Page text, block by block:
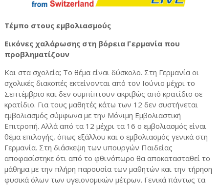
Τέμπο στους εμβολιασμούς
Εικόνες χαλάρωσης στη βόρεια Γερμανία που
προβληματίζουν
Και στα σχολεία; Το θέμα είναι δύσκολο. Στη Γερμανία οι
σχολικές διακοπές εκτείνονται από τον Ιούνιο μέχρι το
Σεπτέμβριο και δεν συμπίπτουν ακριβώς από κρατίδιο σε
κρατίδιο. Για τους μαθητές κάτω των 12 δεν συστήνεται
εμβολιασμός σύμφωνα με την Μόνιμη Εμβολιαστική
Επιτροπή. Αλλά από τα 12 μέχρι τα 16 ο εμβολιασμός είναι
θέμα επιλογής, όπως εξάλλου και ο εμβολιασμός γενικά στη
Γερμανία. Στη διάσκεψη των υπουργών Παιδείας
αποφασίστηκε ότι από το φθινόπωρο θα αποκατασταθεί το
μάθημα με την πλήρη παρουσία των μαθητών και την τήρηση
φυσικά όλων των υγειονομικών μέτρων. Γενικά πάντως τα